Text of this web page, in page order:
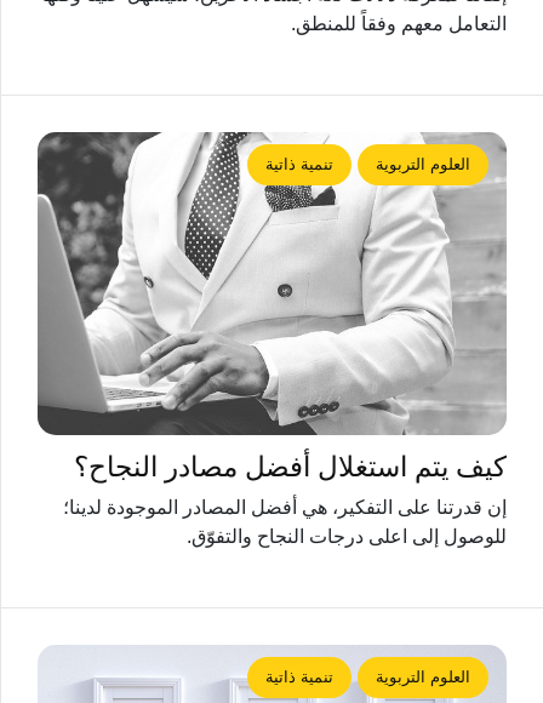
التعامل معهم وفقاً للمنطق.
العلوم التربوية تنمية ذاتية
كيف يتم استغلال أفضل مصادر النجاح؟
إن قدرتنا على التفكير، هي أفضل المصادر الموجودة لدينا؛
للوصول إلى اعلى درجات النجاح والتفوّق.
العلوم التربوية تنمية ذاتية